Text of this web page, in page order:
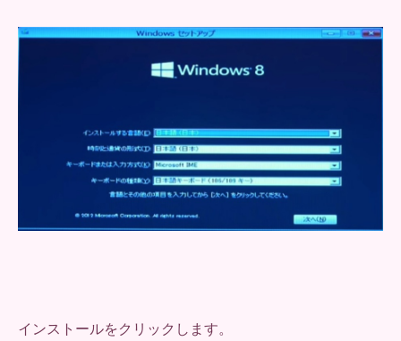
インストールをクリックします。